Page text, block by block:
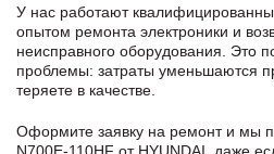
У нас работают
опытом ремонта электроники и
неисправного оборудования. Это
проблемы: затраты уменьшаются
теряете в качестве.
Оформите заявку на ремонт и мы